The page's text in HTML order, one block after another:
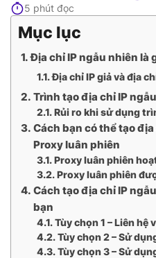
5 phút đọc
Mục lục
Địa chỉ IP ngẫu nhiên là
Địa chỉ IP giả và địa
Trình tạo địa chỉ IP
Rủi ro khi sử dụng
Cách bạn có thể tạo
Proxy luân phiên
Proxy luân phiên
Proxy luân phiên
Cách tạo địa chỉ IP
bạn
Tùy chọn 1 – Liên hệ
Tùy chọn 2 – Sử
Tùy chọn 3 – Sử